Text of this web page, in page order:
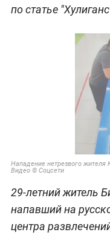
по статье
Нападение нетрезвого жителя
Видео © Cоцсети
29-летний житель
напавший на
центра